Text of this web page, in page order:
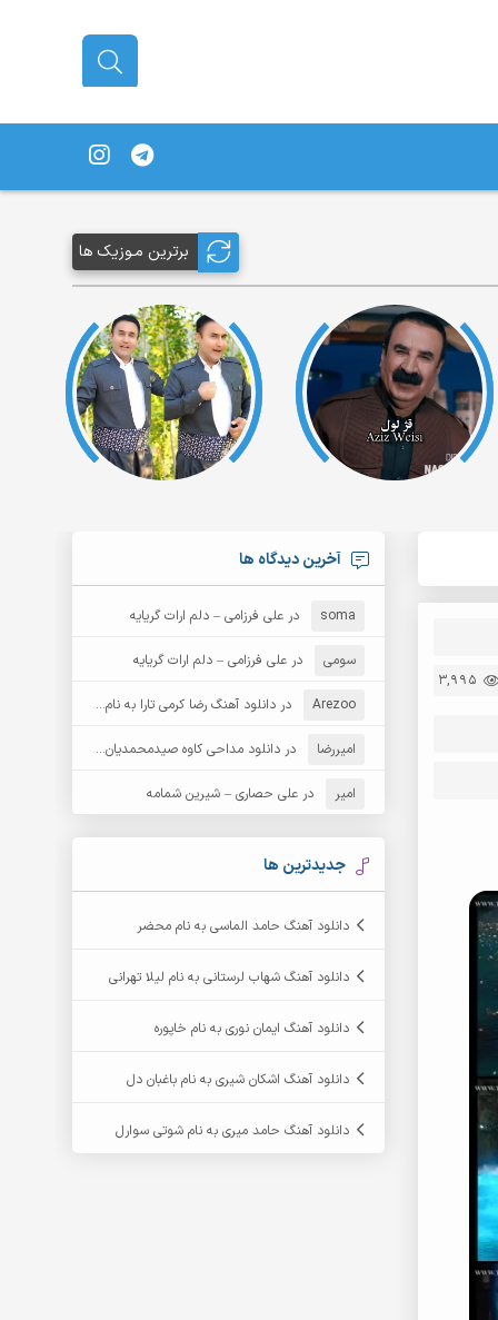
برترین مـوزیک ها
3,995
آخرین دیدگاه ها
soma درعلی فرزامی – دلم ارات گریایه
سومی درعلی فرزامی – دلم ارات گریایه
Arezoo دردانلود آهنگ رضا کرمی تارا به نام قمار
امیررضا دردانلود مداحی کاوه صیدمحمدیان به نام سردار باوفا
امیر درعلی حصاری – شیرین شمامه
جدیدترین ها
دانلود آهنگ حامد الماسی به نام محضر
دانلود آهنگ شهاب لرستانی به نام لیلا تهرانی
دانلود آهنگ ایمان نوری به نام خاپوره
دانلود آهنگ اشکان شیری به نام باغبان دل
دانلود آهنگ حامد میری به نام شوتی سوارل